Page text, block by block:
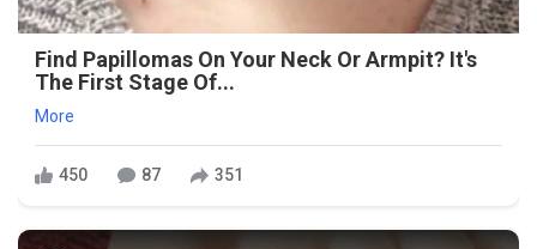
Find Papillomas On Your Neck Or Armpit? It's
The First Stage Of...
More
450 87 351